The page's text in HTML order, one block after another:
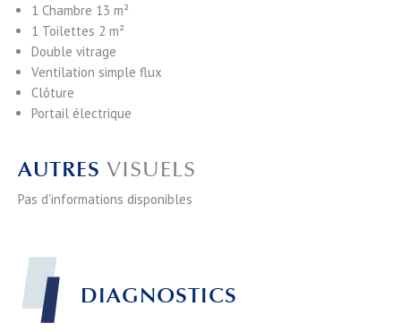
1 Chambre 13 m²
1 Toilettes 2 m²
Double vitrage
Ventilation simple flux
Clôture
Portail électrique
AUTRES VISUELS
Pas d'informations disponibles
DIAGNOSTICS